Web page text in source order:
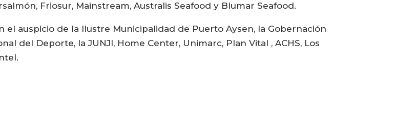
Friosur, Mainstream, Australis Seafood y Blumar Seafood.
auspicio de la Ilustre Municipalidad de Puerto Aysen, la Gobernación
del Deporte, la JUNJI, Home Center, Unimarc, Plan Vital , ACHS, Los